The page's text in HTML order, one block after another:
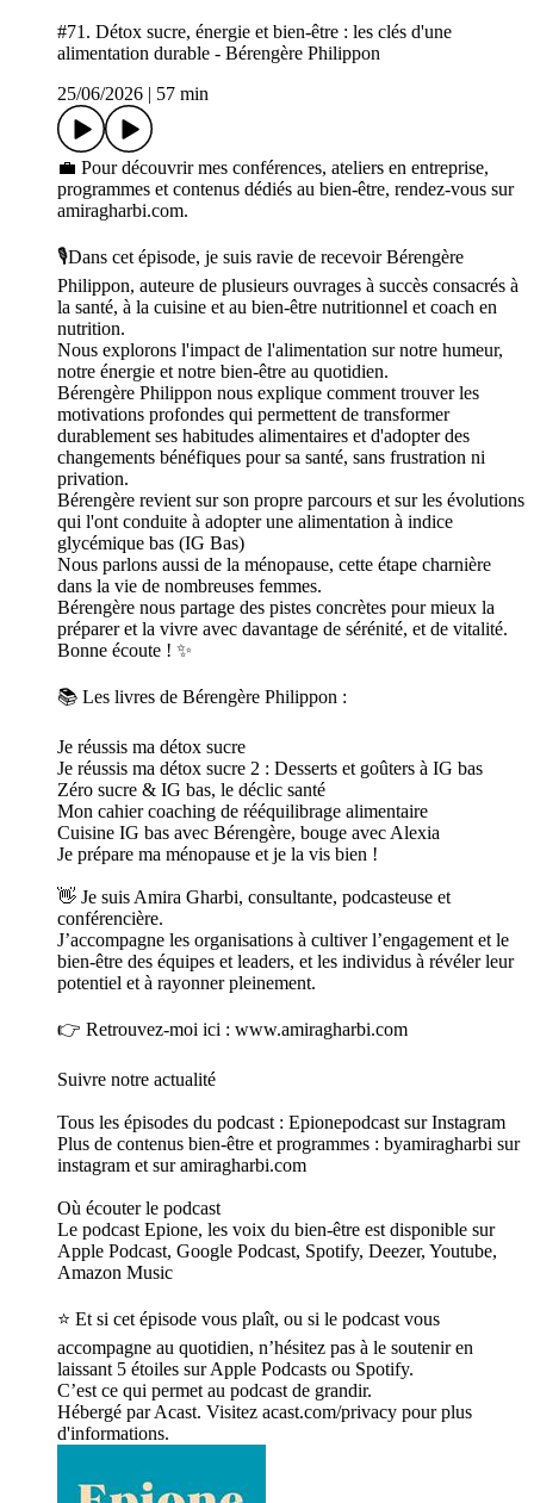
#71. Détox sucre, énergie et bien-être : les clés d'une
alimentation durable - Bérengère Philippon
25/06/2026
57 min
💼 Pour découvrir mes conférences, ateliers en entreprise,
programmes et contenus dédiés au bien-être, rendez-vous sur
amiragharbi.com.
🎙️Dans cet épisode, je suis ravie de recevoir Bérengère
Philippon, auteure de plusieurs ouvrages à succès consacrés à
la santé, à la cuisine et au bien-être nutritionnel et coach en
nutrition.
Nous explorons l'impact de l'alimentation sur notre humeur,
notre énergie et notre bien-être au quotidien.
Bérengère Philippon nous explique comment trouver les
motivations profondes qui permettent de transformer
durablement ses habitudes alimentaires et d'adopter des
changements bénéfiques pour sa santé, sans frustration ni
privation.
Bérengère revient sur son propre parcours et sur les évolutions
qui l'ont conduite à adopter une alimentation à indice
glycémique bas (IG Bas)
Nous parlons aussi de la ménopause, cette étape charnière
dans la vie de nombreuses femmes.
Bérengère nous partage des pistes concrètes pour mieux la
préparer et la vivre avec davantage de sérénité, et de vitalité.
Bonne écoute ! ✨
📚 Les livres de Bérengère Philippon :
Je réussis ma détox sucre
Je réussis ma détox sucre 2 : Desserts et goûters à IG bas
Zéro sucre & IG bas, le déclic santé
Mon cahier coaching de rééquilibrage alimentaire
Cuisine IG bas avec Bérengère, bouge avec Alexia
Je prépare ma ménopause et je la vis bien !
👋 Je suis Amira Gharbi, consultante, podcasteuse et
conférencière.
J’accompagne les organisations à cultiver l’engagement et le
bien-être des équipes et leaders, et les individus à révéler leur
potentiel et à rayonner pleinement.
👉 Retrouvez-moi ici : www.amiragharbi.com
Suivre notre actualité
Tous les épisodes du podcast : Epionepodcast sur Instagram
Plus de contenus bien-être et programmes : byamiragharbi sur
instagram et sur amiragharbi.com
Où écouter le podcast
Le podcast Epione, les voix du bien-être est disponible sur
Apple Podcast, Google Podcast, Spotify, Deezer, Youtube,
Amazon Music
⭐ Et si cet épisode vous plaît, ou si le podcast vous
accompagne au quotidien, n’hésitez pas à le soutenir en
laissant 5 étoiles sur Apple Podcasts ou Spotify.
C’est ce qui permet au podcast de grandir.
Hébergé par Acast. Visitez acast.com/privacy pour plus
d'informations.